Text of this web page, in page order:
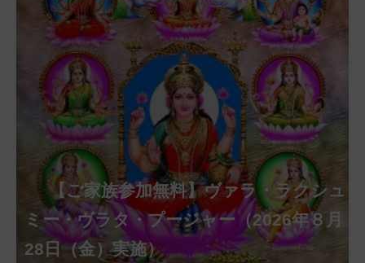
【ご家族参加無料】アーディ・アマー
ヴァシャー・プージャー（2026年８月12
日（水）実施）
【ご家族参加無料】ラクシュミー・ク
ベーラ・マンスリー・プージャー（2026
年８月12日（水）実施）
【ご家族参加無料】ナーガ・パンチャ
ミー・プージャー（2026年８月17日
（月）実施）
【ご家族参加無料】ヴァラ・ラクシュ
ミー・ヴラタ・プージャー（2026年８月
28日（金）実施）
【ご家族参加無料】サンカタハラ・チ
ャトゥルティー・プージャー（2026年８
月31日（月）実施）
【ご家族参加無料】クリシュナ・ジャヤ
ンティー・プージャー（2026年９月４日
（金）実施）
【ご家族参加無料】ガネーシャ・チャ
トゥルティー・プージャー（2026年９月
14日（月）実施）
【ご家族参加無料】マハーラクシュミ
ー・ヴラタ・プージャー（2026年９月19
日（土）実施）
第220回グループ・ホーマ（ナーガ・
パンチャミー、2026年８月17日（月）実
施）
第221回グループ・ホーマ（ガーヤト
リー・ジャヤンティー、2026年８月28日
（金）実施）
アンナダーナ・プロジェクト（食事の奉
仕）
ポストコロナ福祉活動支援募金